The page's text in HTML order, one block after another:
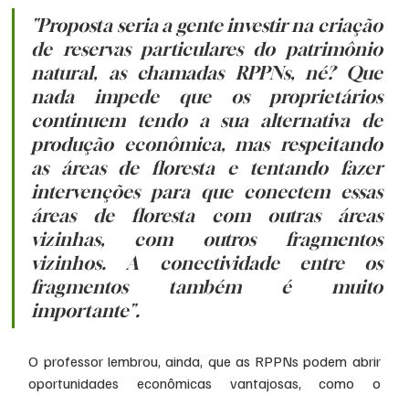
"Proposta seria a gente investir na criação
de reservas particulares do patrimônio
natural, as chamadas RPPNs, né? Que
nada impede que os proprietários
continuem tendo a sua alternativa de
produção econômica, mas respeitando
as áreas de floresta e tentando fazer
intervenções para que conectem essas
áreas de floresta com outras áreas
vizinhas, com outros fragmentos
vizinhos. A conectividade entre os
fragmentos também é muito
importante".
O professor lembrou, ainda, que as RPPNs podem abrir
oportunidades econômicas vantajosas, como o